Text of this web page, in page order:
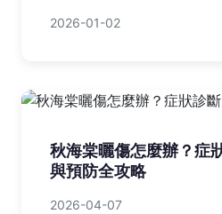
2026-01-02
秋海棠曬傷怎麼辦？症
與預防全攻略
2026-04-07